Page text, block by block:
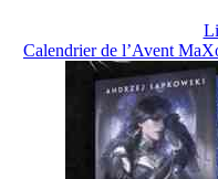
Calendrier de l’Avent